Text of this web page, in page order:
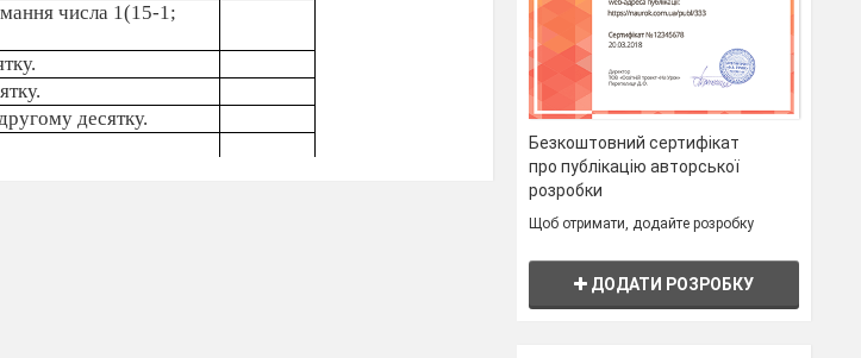
числа 1(15-1;
десятку.
Безкоштовний сертифікат
про публікацію авторської
розробки
Щоб отримати, додайте розробку
ДОДАТИ РОЗРОБКУ